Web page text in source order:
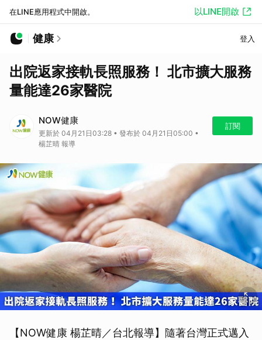
在LINE應用程式中開啟。 以LINE開啟
健康 登入
出院返家接軌長照服務！ 北市擴大服務
量能達26家醫院
NOW健康
更新於 04月21日03:28 • 發布於 04月21日05:00 •
楊芷晴 報導
訂閱
【NOW健康 楊芷晴／台北報導】隨著台灣正式邁入